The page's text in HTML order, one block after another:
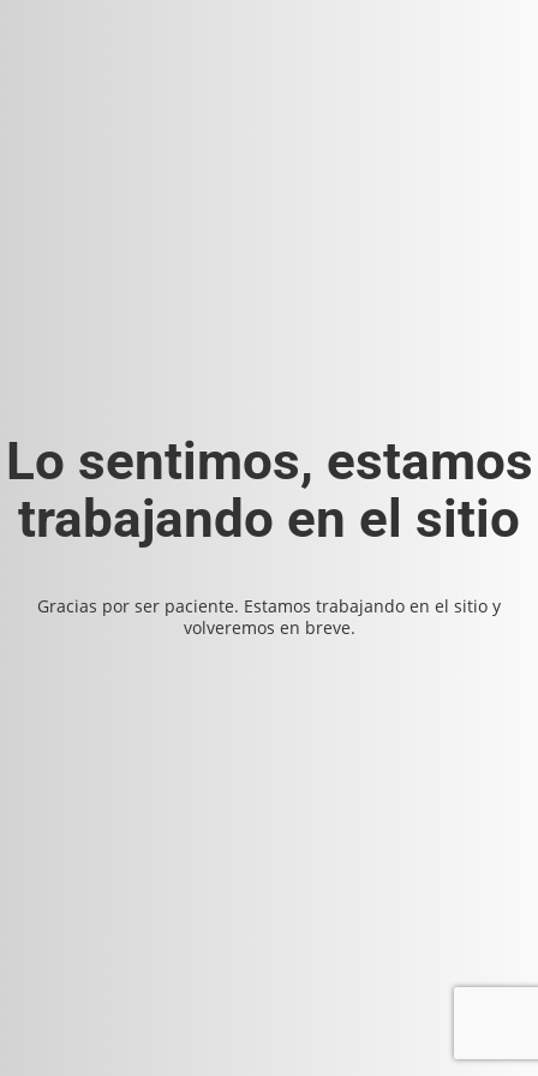
Lo sentimos, estamos
trabajando en el sitio
Gracias por ser paciente. Estamos trabajando en el sitio y
volveremos en breve.